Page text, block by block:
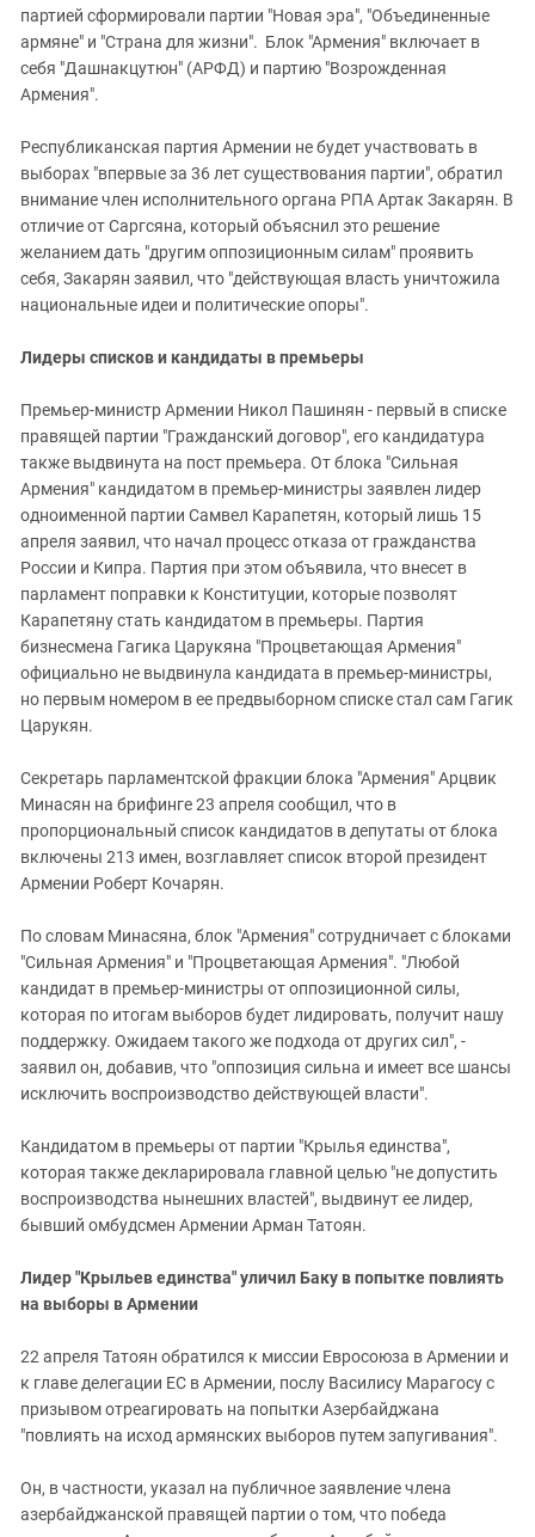
партией сформировали партии "Новая эра", "Объединенные
армяне" и "Страна для жизни". Блок "Армения" включает в
себя "Дашнакцутюн" (АРФД) и партию "Возрожденная
Армения".
Республиканская партия Армении не будет участвовать в
выборах "впервые за 36 лет существования партии", обратил
внимание член исполнительного органа РПА Артак Закарян. В
отличие от Саргсяна, который объяснил это решение
желанием дать "другим оппозиционным силам" проявить
себя, Закарян заявил, что "действующая власть уничтожила
национальные идеи и политические опоры".
Лидеры списков и кандидаты в премьеры
Премьер-министр Армении Никол Пашинян - первый в списке
правящей партии "Гражданский договор", его кандидатура
также выдвинута на пост премьера. От блока "Сильная
Армения" кандидатом в премьер-министры заявлен лидер
одноименной партии Самвел Карапетян, который лишь 15
апреля заявил, что начал процесс отказа от гражданства
России и Кипра. Партия при этом объявила, что внесет в
парламент поправки к Конституции, которые позволят
Карапетяну стать кандидатом в премьеры. Партия
бизнесмена Гагика Царукяна "Процветающая Армения"
официально не выдвинула кандидата в премьер-министры,
но первым номером в ее предвыборном списке стал сам Гагик
Царукян.
Секретарь парламентской фракции блока "Армения" Арцвик
Минасян на брифинге 23 апреля сообщил, что в
пропорциональный список кандидатов в депутаты от блока
включены 213 имен, возглавляет список второй президент
Армении Роберт Кочарян.
По словам Минасяна, блок "Армения" сотрудничает с блоками
"Сильная Армения" и "Процветающая Армения". "Любой
кандидат в премьер-министры от оппозиционной силы,
которая по итогам выборов будет лидировать, получит нашу
поддержку. Ожидаем такого же подхода от других сил", -
заявил он, добавив, что "оппозиция сильна и имеет все шансы
исключить воспроизводство действующей власти".
Кандидатом в премьеры от партии "Крылья единства",
которая также декларировала главной целью "не допустить
воспроизводства нынешних властей", выдвинут ее лидер,
бывший омбудсмен Армении Арман Татоян.
Лидер "Крыльев единства" уличил Баку в попытке повлиять
на выборы в Армении
22 апреля Татоян обратился к миссии Евросоюза в Армении и
к главе делегации ЕС в Армении, послу Василису Марагосу с
призывом отреагировать на попытки Азербайджана
"повлиять на исход армянских выборов путем запугивания".
Он, в частности, указал на публичное заявление члена
азербайджанской правящей партии о том, что победа